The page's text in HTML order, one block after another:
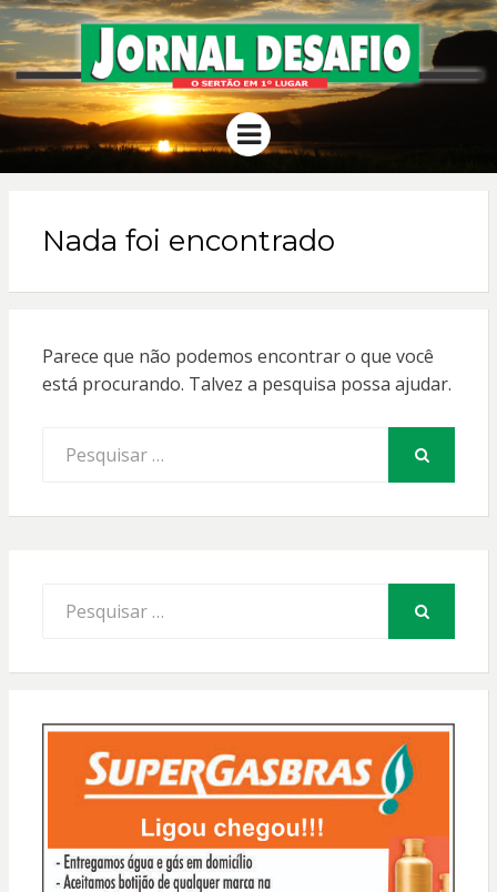
JORNAL
DESAFIO
O Sertão em 1º Lugar
Menu
Nada foi encontrado
Parece que não podemos encontrar o que você
está procurando. Talvez a pesquisa possa ajudar.
por:
por: